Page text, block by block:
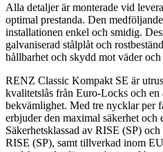
Alla detaljer är monterade vid
optimal prestanda. Den
installationen enkel och smidig.
galvaniserad stålplåt och
hållbarhet och skydd mot väder
RENZ Classic Kompakt SE är
kvalitetslås från Euro-Locks och
bekvämlighet. Med tre nycklar per
erbjuder den maximal säkerhet och
Säkerhetsklassad av RISE (SP)
RISE (SP), samt tillverkad inom